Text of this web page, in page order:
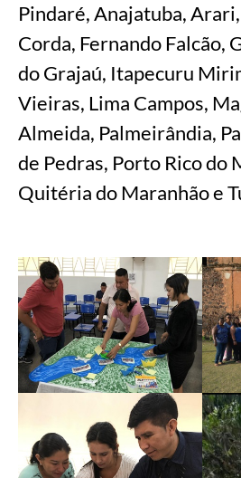
Pindaré, Anajatuba,
Corda, Fernando Falcão,
do Grajaú, Itapecuru
Vieiras, Lima Campos,
Almeida, Palmeirândia,
de Pedras, Porto Rico do
Quitéria do Maranhão e